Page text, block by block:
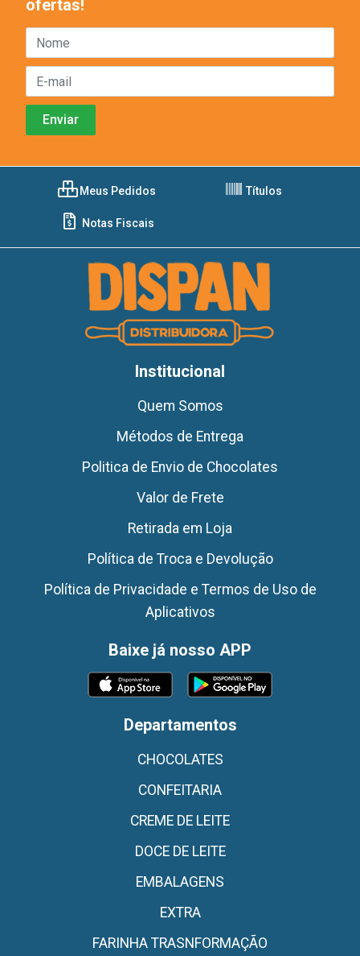
ofertas!
Meus Pedidos Títulos
Notas Fiscais
Institucional
Quem Somos
Métodos de Entrega
Politica de Envio de Chocolates
Valor de Frete
Retirada em Loja
Política de Troca e Devolução
Política de Privacidade e Termos de Uso de
Aplicativos
Baixe já nosso APP
Departamentos
CHOCOLATES
CONFEITARIA
CREME DE LEITE
DOCE DE LEITE
EMBALAGENS
EXTRA
FARINHA TRASNFORMAÇÃO